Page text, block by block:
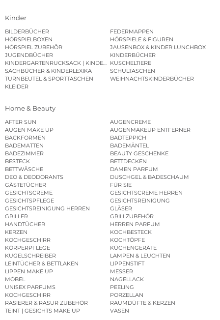
Kinder
BILDERBÜCHER
FEDERMAPPEN
HÖRSPIELBOXEN
HÖRSPIELE & FIGUREN
HÖRSPIEL ZUBEHÖR
JAUSENBOX & KINDER LUNCHBOX
JUGENDBÜCHER
KINDERBÜCHER
KINDERGARTENRUCKSACK | KINDERGARTENBEUTEL
KUSCHELTIERE
SACHBÜCHER & KINDERLEXIKA
SCHULTASCHEN
TURNBEUTEL & SPORTTASCHEN
WEIHNACHTSKINDERBÜCHER
KLEIDER
Home & Beauty
AFTER SUN
AUGENCREME
AUGEN MAKE UP
AUGENMAKEUP ENTFERNER
BACKFORMEN
BADTEPPICH
BADEMATTEN
BADEMÄNTEL
BADEZIMMER
BEAUTY GESCHENKE
BESTECK
BETTDECKEN
BETTWÄSCHE
DAMEN PARFUM
DEO & DEODORANTS
DUSCHGEL & BADESCHAUM
GÄSTETÜCHER
FÜR SIE
GESICHTSCREME
GESICHTSCREME HERREN
GESICHTSPFLEGE
GESICHTSREINIGUNG
GESICHTSREINIGUNG HERREN
GLÄSER
GRILLER
GRILLZUBEHÖR
HANDTÜCHER
HERREN PARFUM
KERZEN
KOCHBESTECK
KOCHGESCHIRR
KOCHTÖPFE
KÖRPERPFLEGE
KÜCHENGERÄTE
KUGELSCHREIBER
LAMPEN & LEUCHTEN
LEINTÜCHER & BETTLAKEN
LIPPENSTIFT
LIPPEN MAKE UP
MESSER
MÖBEL
NAGELLACK
UNISEX PARFUMS
PEELING
KOCHGESCHIRR
PORZELLAN
RASIERER & RASUR ZUBEHÖR
RAUMDÜFTE & KERZEN
TEINT | GESICHTS MAKE UP
VASEN